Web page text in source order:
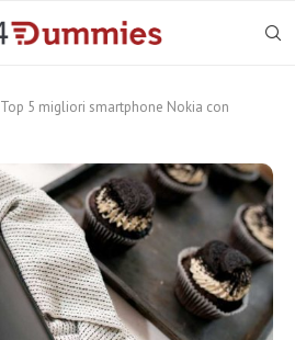
Top 5 migliori smartphone Nokia con